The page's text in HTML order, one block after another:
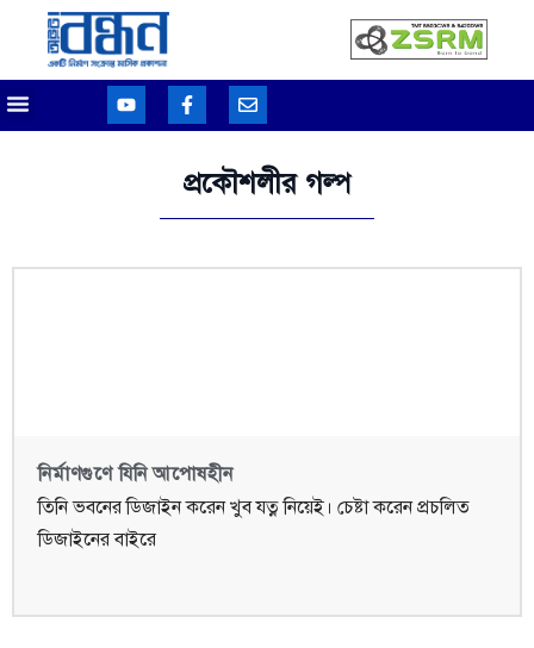
প্রকৌশলীর গল্প
নির্মাণগুণে যিনি আপোষহীন
তিনি ভবনের ডিজাইন করেন খুব যত্ন নিয়েই। চেষ্টা করেন প্রচলিত
ডিজাইনের বাইরে